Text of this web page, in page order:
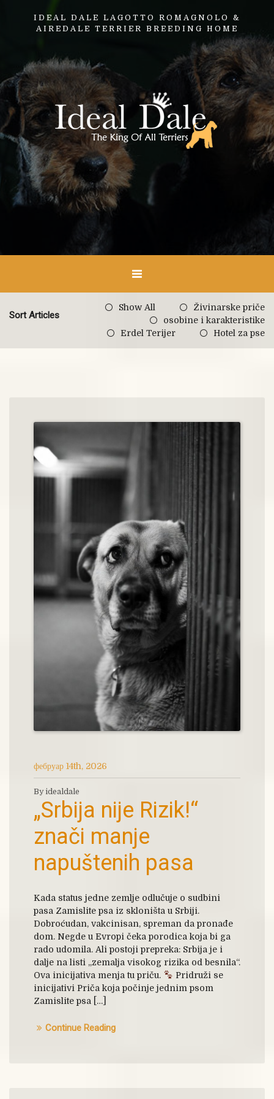
IDEAL DALE LAGOTTO ROMAGNOLO &
AIREDALE TERRIER BREEDING HOME
Sort Articles
Show All
Živinarske priče
osobine i karakteristike
Erdel Terijer
Hotel za pse
фебруар 14th, 2026
By idealdale
„Srbija nije Rizik!“
znači manje
napuštenih pasa
Kada status jedne zemlje odlučuje o sudbini
pasa Zamislite psa iz skloništa u Srbiji.
Dobroćudan, vakcinisan, spreman da pronađe
dom. Negde u Evropi čeka porodica koja bi ga
rado udomila. Ali postoji prepreka: Srbija je i
dalje na listi „zemalja visokog rizika od besnila“.
Ova inicijativa menja tu priču.
Pridruži se
inicijativi Priča koja počinje jednim psom
Zamislite psa […]
Continue Reading